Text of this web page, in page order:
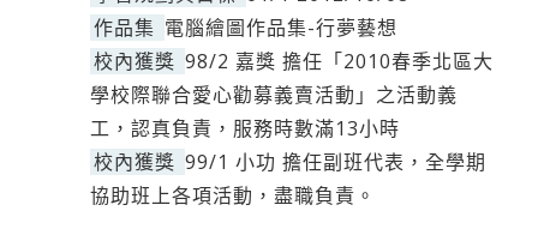
作品集 電腦繪圖作品集-行夢藝想
校內獲獎 98/2 嘉獎 擔任「2010春季北區大
學校際聯合愛心勸募義賣活動」之活動義
工，認真負責，服務時數滿13小時
校內獲獎 99/1 小功 擔任副班代表，全學期
協助班上各項活動，盡職負責。